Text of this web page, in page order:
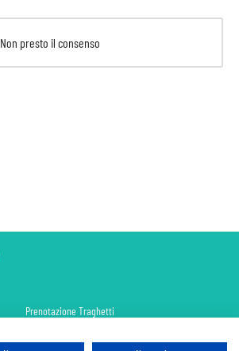
Non presto il consenso
Prenotazione Traghetti